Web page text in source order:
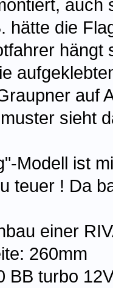
auch
hätte die
hängt
auf
sieht
Modell ist
teuer ! Da
einer
260mm
BB turbo